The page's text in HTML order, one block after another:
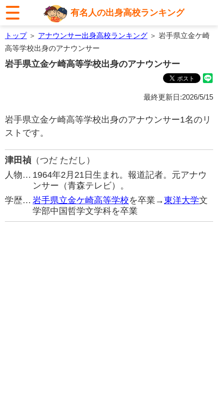
有名人の出身高校ランキング
トップ＞ アナウンサー出身高校ランキング ＞ 岩手県立金ケ崎
高等学校出身のアナウンサー
岩手県立金ケ崎高等学校出身のアナウンサー
最終更新日:2026/5/15
岩手県立金ケ崎高等学校出身のアナウンサー1名のリ
ストです。
津田禎 （つだ ただし）
人物… 1964年2月21日生まれ。報道記者。元アナウ
ンサー（青森テレビ）。
学歴… 岩手県立金ケ崎高等学校を卒業→東洋大学文
学部中国哲学文学科を卒業